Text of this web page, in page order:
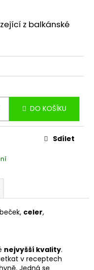
z balkánské
DO KOŠÍKU
Sdílet
celer,
nejvyšší kvality.
v receptech
Jedná se